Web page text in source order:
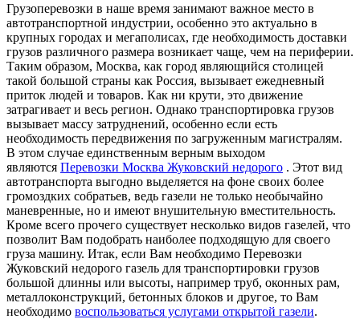
Грузоперевозки в наше время занимают важное место в
автотранспортной индустрии, особенно это актуально в
крупных городах и мегаполисах, где необходимость доставки
грузов различного размера возникает чаще, чем на периферии.
Таким образом, Москва, как город являющийся столицей
такой большой страны как Россия, вызывает ежедневный
приток людей и товаров. Как ни крути, это движение
затрагивает и весь регион. Однако транспортировка грузов
вызывает массу затруднений, особенно если есть
необходимость передвижения по загруженным магистралям.
В этом случае единственным верным выходом
являются Перевозки Москва Жуковский недорого . Этот вид
автотранспорта выгодно выделяется на фоне своих более
громоздких собратьев, ведь газели не только необычайно
маневренные, но и имеют внушительную вместительность.
Кроме всего прочего существует несколько видов газелей, что
позволит Вам подобрать наиболее подходящую для своего
груза машину. Итак, если Вам необходимо Перевозки
Жуковский недорого газель для транспортировки грузов
большой длинны или высоты, например труб, оконных рам,
металлоконструкций, бетонных блоков и другое, то Вам
необходимо воспользоваться услугами открытой газели.